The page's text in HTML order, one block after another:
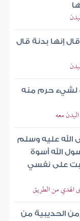
إنها بدنة قال
لشيء حرم منه
معه
الله عليه وسلم
الله أسوة
على نفسي
من الطريق
الحديبية من